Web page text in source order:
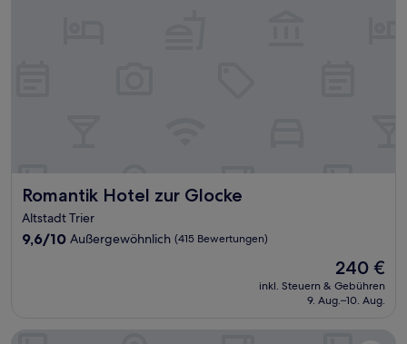
Romantik Hotel zur Glocke
Romantik Hotel zur Glocke
Altstadt Trier
9.6
9,6/10 Außergewöhnlich (415 Bewertungen)
Der
Preis
beträgt
240 €
inkl. Steuern & Gebühren
9. Aug.–10. Aug.